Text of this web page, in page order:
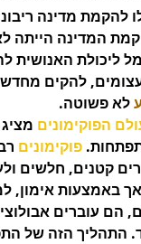
להקמת מדינה
המדינה הייתה
ליכולת האנושית
להקים
לא פשוטה.
הפוקימונים
פוקימונים
קטנים, חלשים
באמצעות אימון,
הם עוברים
התהליך הזה של